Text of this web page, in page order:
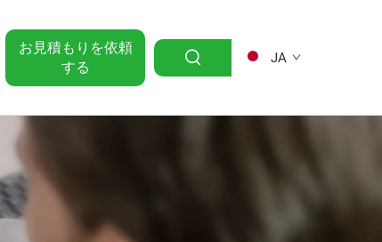
お見積もりを依頼
する
JA